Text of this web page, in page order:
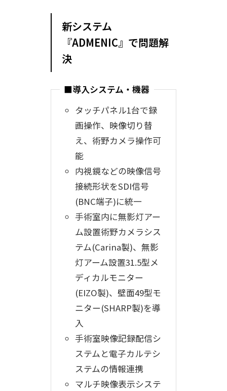
新システム
『ADMENIC』で問題解
決
■導入システム・機器
タッチパネル1台で録
画操作、映像切り替
え、術野カメラ操作可
能
内視鏡などの映像信号
接続形状をSDI信号
(BNC端子)に統一
手術室内に無影灯アー
ム設置術野カメラシス
テム(Carina製)、無影
灯アーム設置31.5型メ
ディカルモニター
(EIZO製)、壁面49型モ
ニター(SHARP製)を導
入
手術室映像記録配信シ
ステムと電子カルテシ
ステムの情報連携
マルチ映像表示システ